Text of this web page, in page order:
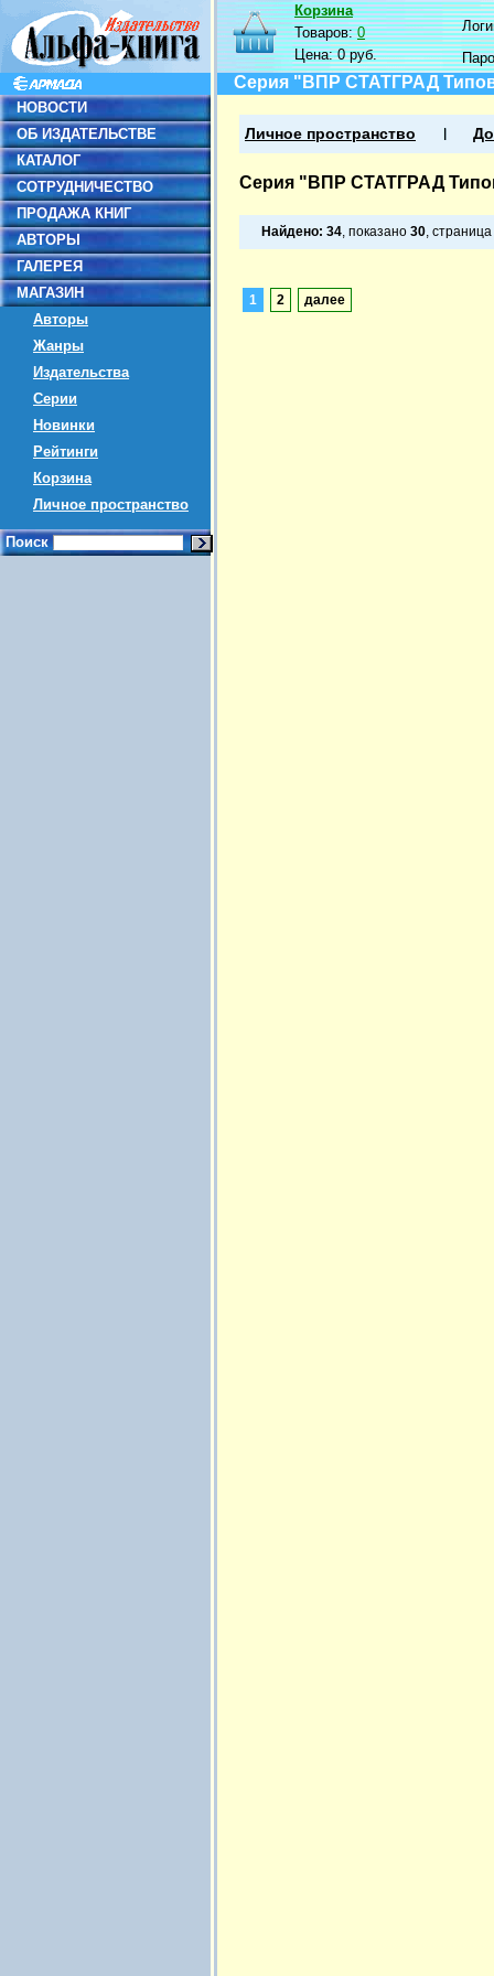
НОВОСТИ
ОБ ИЗДАТЕЛЬСТВЕ
КАТАЛОГ
СОТРУДНИЧЕСТВО
ПРОДАЖА КНИГ
АВТОРЫ
ГАЛЕРЕЯ
МАГАЗИН
Авторы
Жанры
Издательства
Серии
Новинки
Рейтинги
Корзина
Личное пространство
Поиск
Корзина
Товаров:0
Цена:0 руб.
Серия "ВПР СТАТГРАД
Личное пространство
Серия "ВПР СТАТГРАД
Найдено: 34, показано 30, страница
1 2 далее